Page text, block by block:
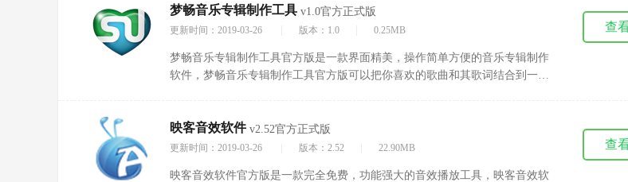
梦畅音乐专辑制作工具 v1.0官方正式版
更新时间：2019-03-26 版本：1.0 0.25MB
梦畅音乐专辑制作工具官方版是一款界面精美，操作简单方便的音乐专辑制作
软件，梦畅音乐专辑制作工具官方版可以把你喜欢的歌曲和其歌词结合到一
查
映客音效软件 v2.52官方正式版
更新时间：2019-03-26 版本：2.52 22.90MB
映客音效软件官方版是一款完全免费，功能强大的音效播放工具，映客音效软
查